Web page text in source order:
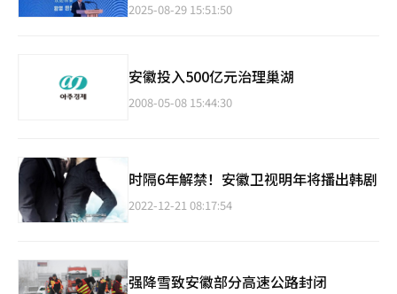
2025-08-29 15:51:50
安徽投入500亿元治理巢湖
2008-05-08 15:44:30
时隔6年解禁！安徽卫视明年将播出韩剧
2022-12-21 08:17:54
强降雪致安徽部分高速公路封闭